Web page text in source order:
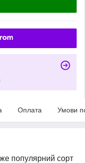
Оплата Умови
популярний сорт